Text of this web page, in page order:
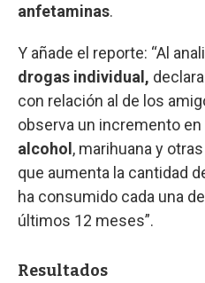
anfetaminas.
Y añade el reporte: “Al
drogas individual,
con relación al de los
observa un incremento en
alcohol , marihuana y
que aumenta la cantidad
ha consumido cada una
últimos 12 meses”.
Resultados